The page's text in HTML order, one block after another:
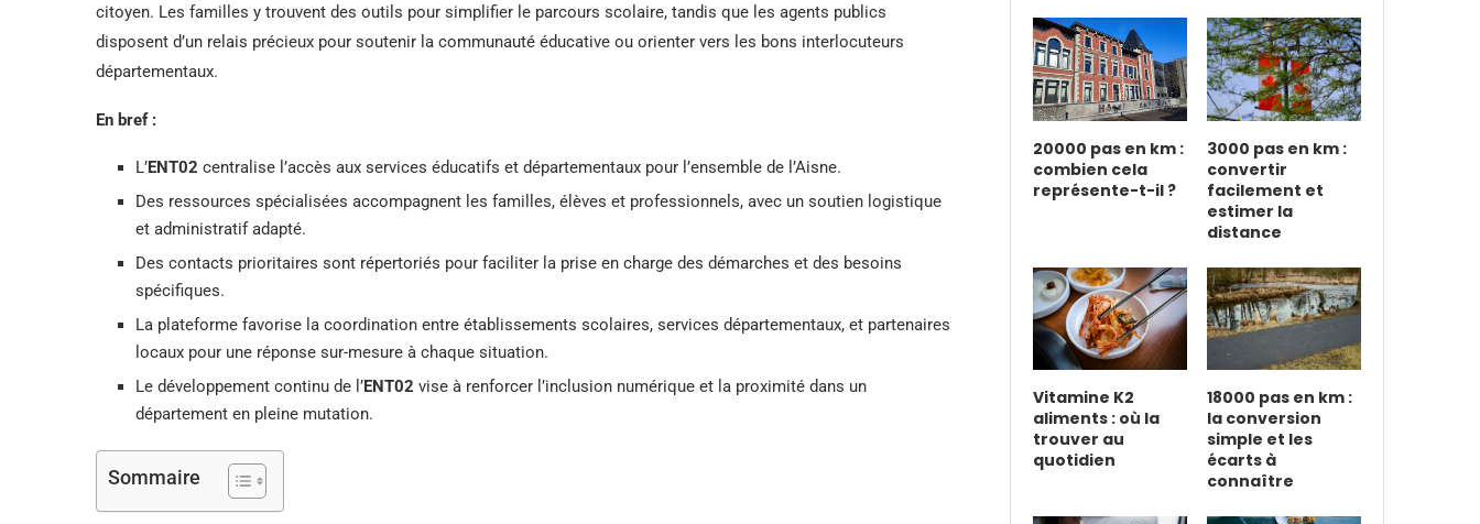
citoyen. Les familles y trouvent des outils pour simplifier le parcours scolaire, tandis que les agents publics
disposent d’un relais précieux pour soutenir la communauté éducative ou orienter vers les bons interlocuteurs
départementaux.
En bref :
L’ENT02 centralise l’accès aux services éducatifs et départementaux pour l’ensemble de l’Aisne.
Des ressources spécialisées accompagnent les familles, élèves et professionnels, avec un soutien logistique
et administratif adapté.
Des contacts prioritaires sont répertoriés pour faciliter la prise en charge des démarches et des besoins
spécifiques.
La plateforme favorise la coordination entre établissements scolaires, services départementaux, et partenaires
locaux pour une réponse sur-mesure à chaque situation.
Le développement continu de l’ENT02 vise à renforcer l’inclusion numérique et la proximité dans un
département en pleine mutation.
Sommaire
20000 pas en km :
combien cela
représente-t-il ?
3000 pas en km :
convertir
facilement et
estimer la
distance
Vitamine K2
aliments : où la
trouver au
quotidien
18000 pas en km :
la conversion
simple et les
écarts à
connaître